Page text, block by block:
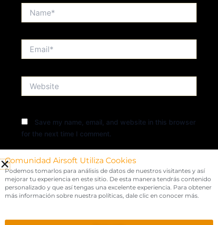
Save my name, email, and website in this browser
for the next time I comment.
Comunidad Airsoft Utiliza Cookies
Podemos tomarlos para análisis de datos de nuestros visitantes y así
mejorar tu experiencia en este sitio. De esta manera tendrás contenido
personalizado y que así tengas una excelente experiencia. Para obtener
más información sobre nuestra políticas, dale clic en conocer más.